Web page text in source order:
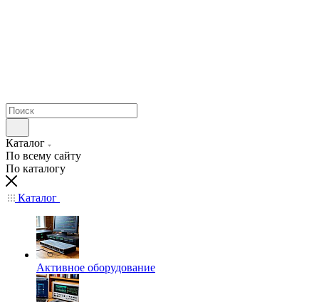
Каталог
По всему сайту
По каталогу
Каталог
Активное оборудование